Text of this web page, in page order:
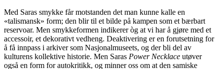
Med Saras smykke får motstanden det man kunne kalle en
«talismansk» form; den blir til et bilde på kampen som et bærbart
reservoar. Men smykkeformen indikerer òg at vi har å gjøre med et
accessoir, et dekorativt vedheng. Deaktivering er en forutsetning for
å få innpass i arkiver som Nasjonalmuseets, og der bli del av
kulturens kollektive historie. Men Saras Power Necklace utøver
også en form for autokritikk, og minner oss om at den samiske